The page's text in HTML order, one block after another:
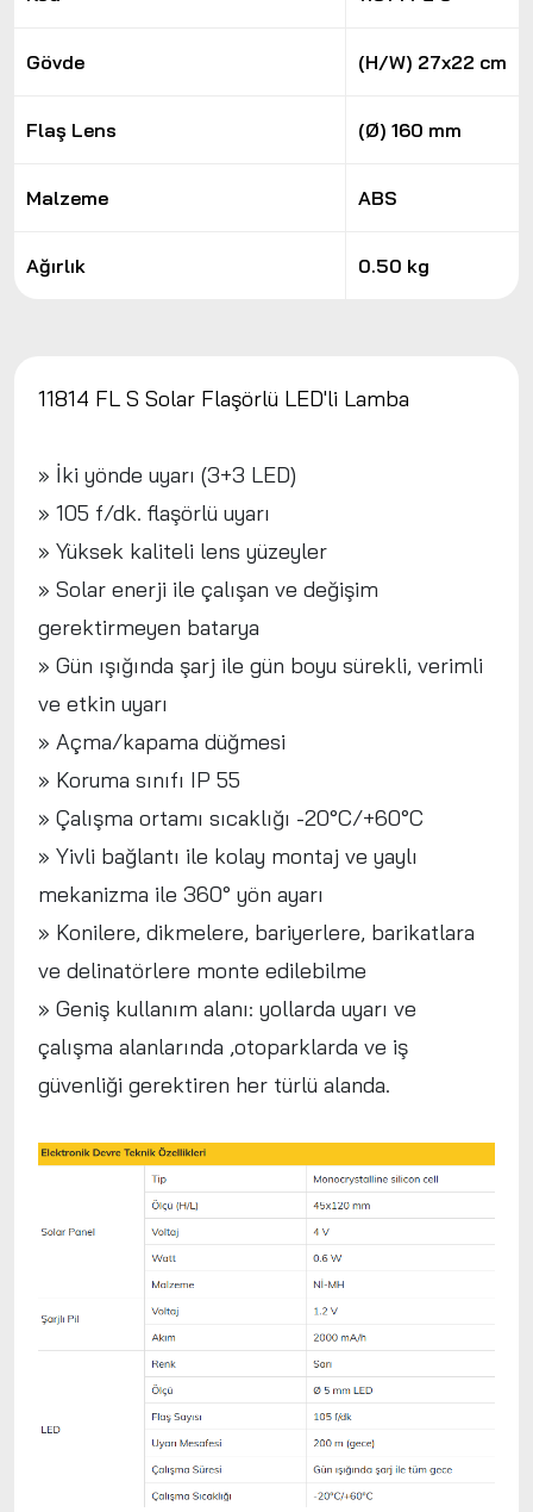
Gövde (H/W) 27x22 cm
Flaş Lens (Ø) 160 mm
Malzeme ABS
Ağırlık 0.50 kg
11814 FL S Solar Flaşörlü LED'li Lamba
» İki yönde uyarı (3+3 LED)
» 105 f/dk. flaşörlü uyarı
» Yüksek kaliteli lens yüzeyler
» Solar enerji ile çalışan ve değişim
gerektirmeyen batarya
» Gün ışığında şarj ile gün boyu sürekli, verimli
ve etkin uyarı
» Açma/kapama düğmesi
» Koruma sınıfı IP 55
» Çalışma ortamı sıcaklığı -20°C/+60°C
» Yivli bağlantı ile kolay montaj ve yaylı
mekanizma ile 360° yön ayarı
» Konilere, dikmelere, bariyerlere, barikatlara
ve delinatörlere monte edilebilme
» Geniş kullanım alanı: yollarda uyarı ve
çalışma alanlarında ,otoparklarda ve iş
güvenliği gerektiren her türlü alanda.